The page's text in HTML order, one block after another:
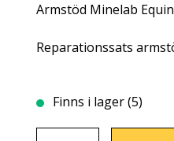
Armstöd Minelab
Reparationssats
Finns i lager (5)